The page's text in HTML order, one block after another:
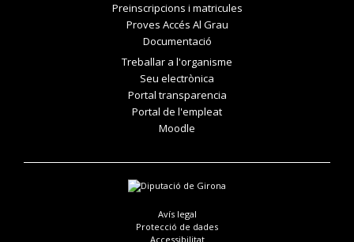
Preinscripcions i matricules
Proves Accés Al Grau
Documentació
Treballar a l'organisme
Seu electrònica
Portal transparencia
Portal de l'empleat
Moodle
Avís legal
Protecció de dades
Accessibilitat